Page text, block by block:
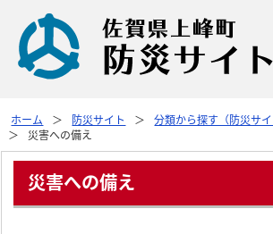
ホーム 防災サイト
分類から探す（防災サイ
災害への備え
災害への備え